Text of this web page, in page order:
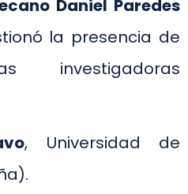
Daniel Paredes
la presencia de
investigadoras
, Universidad de